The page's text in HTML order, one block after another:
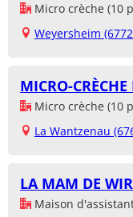
Micro crèche (10
Weyersheim
MICRO-
Micro crèche (10
La Wantzenau
LA MAM DE
Maison